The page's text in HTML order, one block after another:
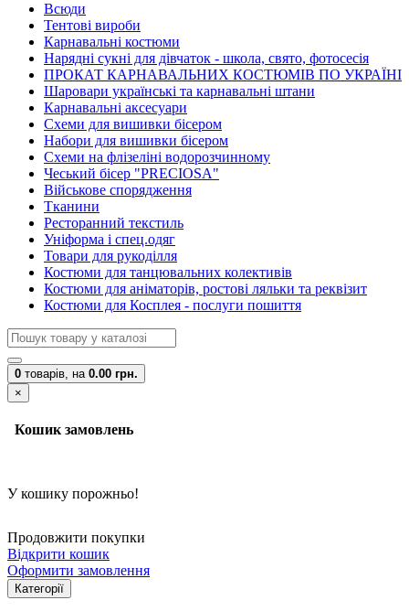
Всюди
Тентові вироби
Карнавальні костюми
Нарядні сукні для дівчаток - школа, свято, фотосесія
ПРОКАТ КАРНАВАЛЬНИХ КОСТЮМІВ ПО УКРАЇНІ
Шаровари українські та карнавальні штани
Карнавальні аксесуари
Схеми для вишивки бісером
Набори для вишивки бісером
Схеми на флізеліні водорозчинному
Чеський бісер "PRECIOSA"
Військове спорядження
Тканини
Ресторанний текстиль
Уніформа і спец.одяг
Товари для рукоділля
Костюми для танцювальних колективів
Костюми для аніматорів, ростові ляльки та реквізит
Костюми для Косплея - послуги пошиття
0 товарів, на 0.00 грн.
×
Кошик замовлень
У кошику порожньо!
Продовжити покупки
Відкрити кошик
Оформити замовлення
Категорії